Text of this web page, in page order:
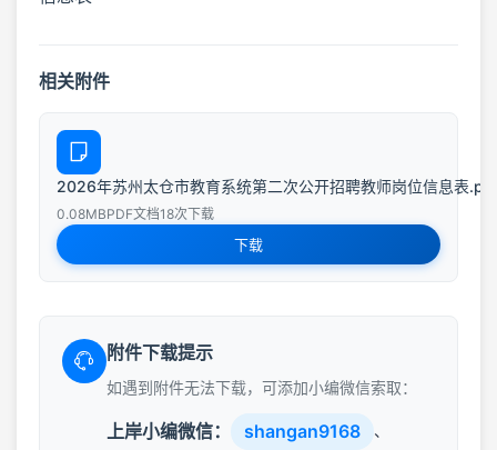
相关附件
2026年苏州太仓市教育系统第二次公开招聘教师岗位信息表
0.08MBPDF文档18次下载
下载
附件下载提示
如遇到附件无法下载，可添加小编微信索取：
上岸小编微信： shangan9168 、